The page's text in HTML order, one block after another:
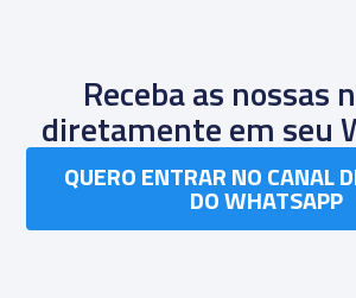
Receba as nossas
diretamente em seu
QUERO ENTRAR NO CANAL
DO WHATSAPP